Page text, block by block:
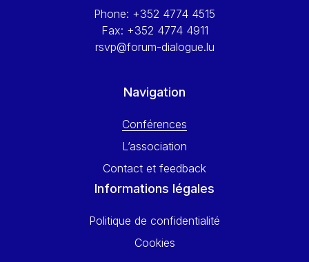
Yossi Beillin
Yves FRANCHET
Phone: +352 4774 4515
Fax: +352 4774 4911
rsvp@forum-dialogue.lu
Navigation
Conférences
L’association
Contact et feedback
Informations légales
Politique de confidentialité
Cookies